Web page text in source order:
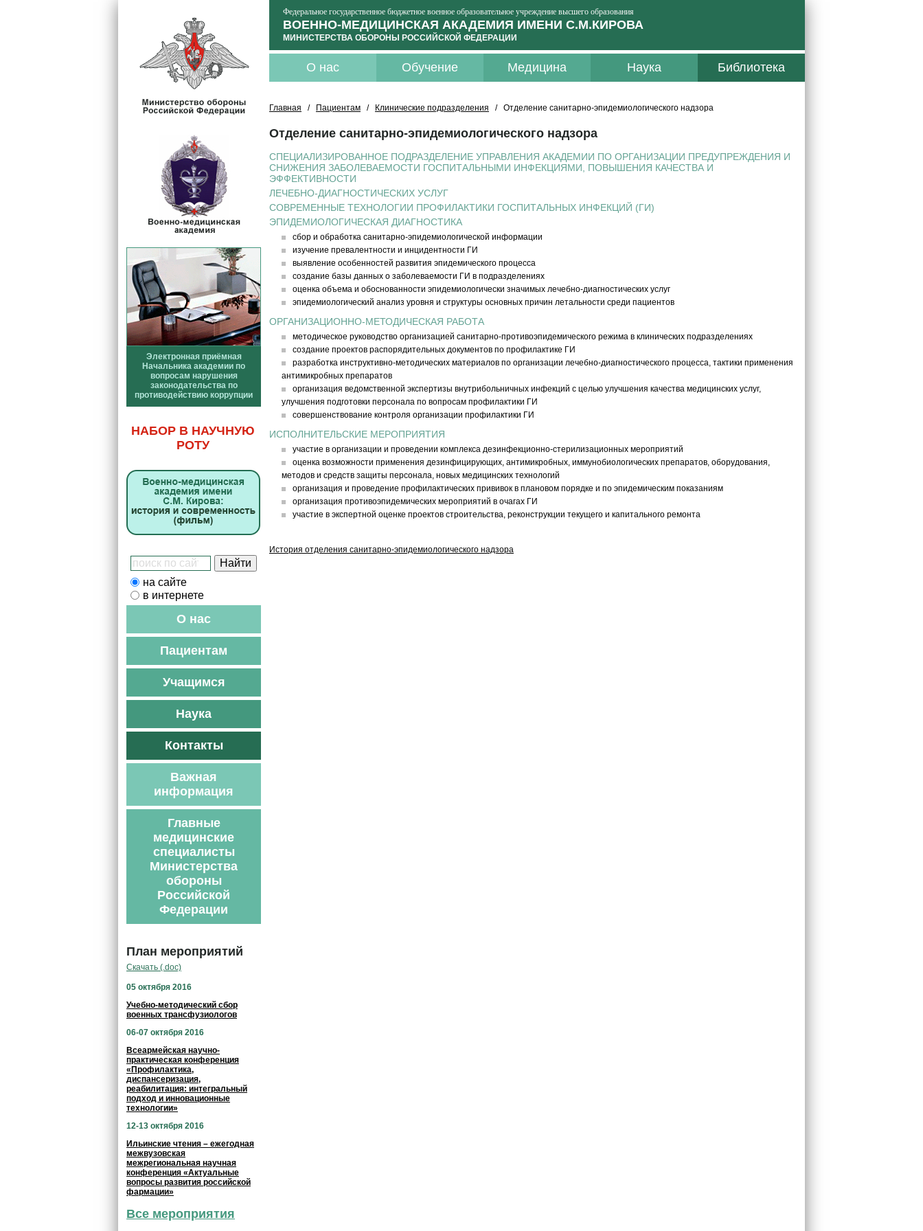
Федеральное государственное бюджетное военное образовательное учреждение высшего образования
ВОЕННО-МЕДИЦИНСКАЯ АКАДЕМИЯ ИМЕНИ С.М.КИРОВА
МИНИСТЕРСТВА ОБОРОНЫ РОССИЙСКОЙ ФЕДЕРАЦИИ
О нас Обучение Медицина Наука Библиотека
Электронная приёмная
Начальника академии по
вопросам нарушения
законодательства по
противодействию коррупции
НАБОР В НАУЧНУЮ
РОТУ
на сайте
в интернете
О нас
Пациентам
Учащимся
Наука
Контакты
Важная
информация
Главные
медицинские
специалисты
Министерства
обороны
Российской
Федерации
План мероприятий
Скачать (.doc)
05 октября 2016
Учебно-методический сбор
военных трансфузиологов
06-07 октября 2016
Всеармейская научно-
практическая конференция
«Профилактика,
диспансеризация,
реабилитация: интегральный
подход и инновационные
технологии»
12-13 октября 2016
Ильинские чтения – ежегодная
межвузовская
межрегиональная научная
конференция «Актуальные
вопросы развития российской
фармации»
Все мероприятия
Главная / Пациентам / Клинические подразделения / Отделение санитарно-эпидемиологического надзора
Отделение санитарно-эпидемиологического надзора
СПЕЦИАЛИЗИРОВАННОЕ ПОДРАЗДЕЛЕНИЕ УПРАВЛЕНИЯ АКАДЕМИИ ПО ОРГАНИЗАЦИИ ПРЕДУПРЕЖДЕНИЯ И
СНИЖЕНИЯ ЗАБОЛЕВАЕМОСТИ ГОСПИТАЛЬНЫМИ ИНФЕКЦИЯМИ, ПОВЫШЕНИЯ КАЧЕСТВА И
ЭФФЕКТИВНОСТИ
ЛЕЧЕБНО-ДИАГНОСТИЧЕСКИХ УСЛУГ
СОВРЕМЕННЫЕ ТЕХНОЛОГИИ ПРОФИЛАКТИКИ ГОСПИТАЛЬНЫХ ИНФЕКЦИЙ (ГИ)
ЭПИДЕМИОЛОГИЧЕСКАЯ ДИАГНОСТИКА
сбор и обработка санитарно-эпидемиологической информации
изучение превалентности и инцидентности ГИ
выявление особенностей развития эпидемического процесса
создание базы данных о заболеваемости ГИ в подразделениях
оценка объема и обоснованности эпидемиологически значимых лечебно-диагностических услуг
эпидемиологический анализ уровня и структуры основных причин летальности среди пациентов
ОРГАНИЗАЦИОННО-МЕТОДИЧЕСКАЯ РАБОТА
методическое руководство организацией санитарно-противоэпидемического режима в клинических подразделениях
создание проектов распорядительных документов по профилактике ГИ
разработка инструктивно-методических материалов по организации лечебно-диагностического процесса, тактики применения
антимикробных препаратов
организация ведомственной экспертизы внутрибольничных инфекций с целью улучшения качества медицинских услуг,
улучшения подготовки персонала по вопросам профилактики ГИ
совершенствование контроля организации профилактики ГИ
ИСПОЛНИТЕЛЬСКИЕ МЕРОПРИЯТИЯ
участие в организации и проведении комплекса дезинфекционно-стерилизационных мероприятий
оценка возможности применения дезинфицирующих, антимикробных, иммунобиологических препаратов, оборудования,
методов и средств защиты персонала, новых медицинских технологий
организация и проведение профилактических прививок в плановом порядке и по эпидемическим показаниям
организация противоэпидемических мероприятий в очагах ГИ
участие в экспертной оценке проектов строительства, реконструкции текущего и капитального ремонта
История отделения санитарно-эпидемиологического надзора